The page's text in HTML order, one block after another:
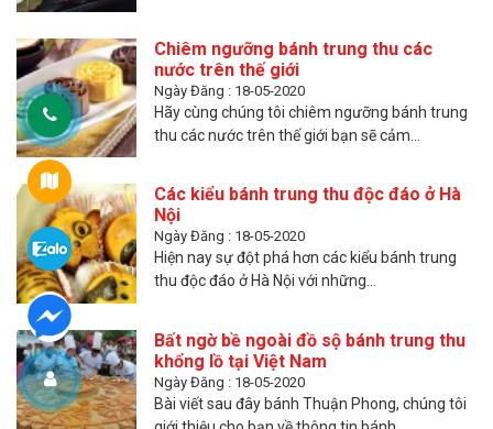
Chiêm ngưỡng bánh trung thu các
nước trên thế giới
Ngày Đăng : 18-05-2020
Hãy cùng chúng tôi chiêm ngưỡng bánh trung
thu các nước trên thế giới bạn sẽ cảm...
Các kiểu bánh trung thu độc đáo ở Hà
Nội
Ngày Đăng : 18-05-2020
Hiện nay sự đột phá hơn các kiểu bánh trung
thu độc đáo ở Hà Nội với những...
Bất ngờ bề ngoài đồ sộ bánh trung thu
khổng lồ tại Việt Nam
Ngày Đăng : 18-05-2020
Bài viết sau đây bánh Thuận Phong, chúng tôi